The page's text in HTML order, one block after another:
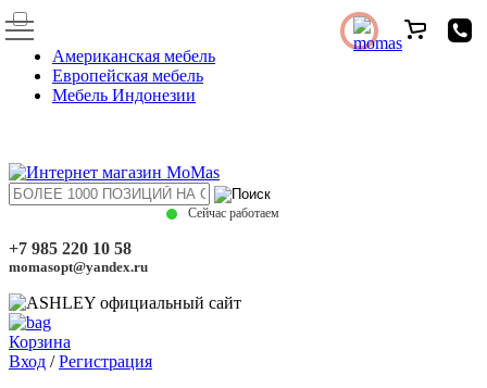
Американская мебель
Европейская мебель
Мебель Индонезии
Сейчас работаем
+7 985 220 10 58
momasopt@yandex.ru
Корзина
Вход /Регистрация